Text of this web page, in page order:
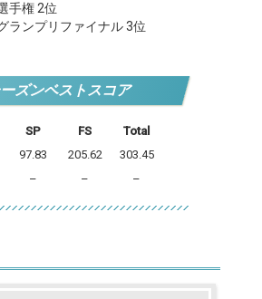
手権 2位
ランプリファイナル 3位
ズンベストスコア
SP FS
Total
97.83 205.62
303.45
– – –